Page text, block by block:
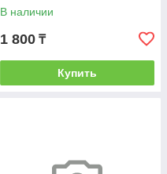
В наличии
1 800 ₸
Купить